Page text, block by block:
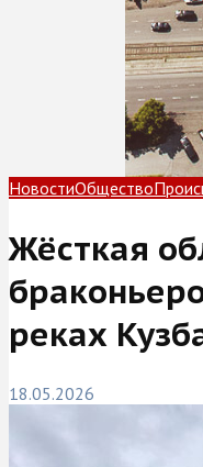
НовостиОбщество
Жёсткая
реках
18.05.2026